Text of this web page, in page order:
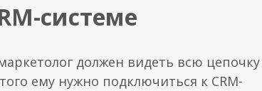
системе
должен видеть всю цепочку
ему нужно подключиться к CRM-